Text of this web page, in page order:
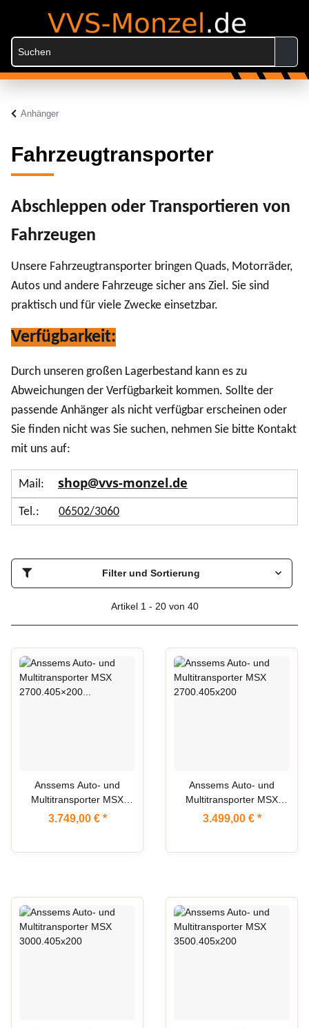
Anhänger
Fahrzeugtransporter
Abschleppen oder Transportieren von
Fahrzeugen
Unsere Fahrzeugtransporter bringen Quads, Motorräder,
Autos und andere Fahrzeuge sicher ans Ziel. Sie sind
praktisch und für viele Zwecke einsetzbar.
Verfügbarkeit:
Durch unseren großen Lagerbestand kann es zu
Abweichungen der Verfügbarkeit kommen. Sollte der
passende Anhänger als nicht verfügbar erscheinen oder
Sie finden nicht was Sie suchen, nehmen Sie bitte Kontakt
mit uns auf:
Mail: shop@vvs-monzel.de
Tel.: 06502/3060
Filter und Sortierung
Artikel 1 - 20 von 40
ARTIKEL IM ZULAUF
Anssems Auto- und
Multitransporter MSX
2700.405×200 Basic
3.749,00 € *
Anssems Auto- und
Multitransporter MSX
2700.405x200
3.499,00 € *